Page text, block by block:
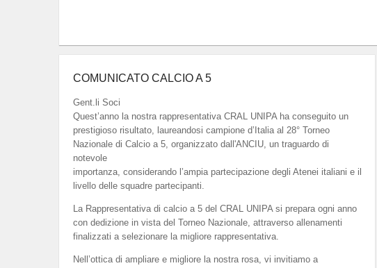
COMUNICATO CALCIO A 5
Gent.li Soci
Quest’anno la nostra rappresentativa CRAL UNIPA ha conseguito un
prestigioso risultato, laureandosi campione d’Italia al 28° Torneo
Nazionale di Calcio a 5, organizzato dall'ANCIU, un traguardo di
notevole
importanza, considerando l’ampia partecipazione degli Atenei italiani e il
livello delle squadre partecipanti.
La Rappresentativa di calcio a 5 del CRAL UNIPA si prepara ogni anno
con dedizione in vista del Torneo Nazionale, attraverso allenamenti
finalizzati a selezionare la migliore rappresentativa.
Nell’ottica di ampliare e migliore la nostra rosa, vi invitiamo a